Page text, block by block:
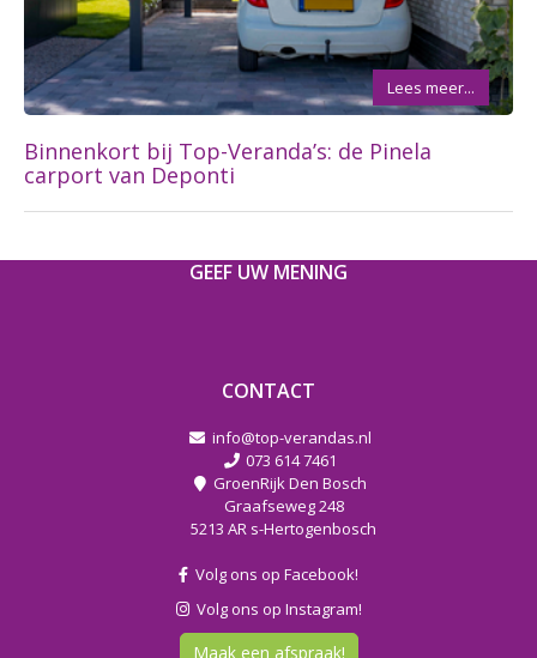
Binnenkort bij Top-Veranda’s: de Pinela
carport van Deponti
Lees meer...
GEEF UW MENING
CONTACT
info@top-verandas.nl
073 614 7461
GroenRijk Den Bosch
Graafseweg 248
5213 AR s-Hertogenbosch
Volg ons op Facebook!
Volg ons op Instagram!
Maak een afspraak!